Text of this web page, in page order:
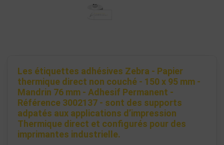
Les étiquettes adhésives Zebra - Papier
thermique direct non couché - 150 x 95 mm -
Mandrin 76 mm - Adhesif Permanent -
Référence 3002137 - sont des supports
adpatés aux applications d’impression
Thermique direct et configurés pour des
imprimantes industrielle.